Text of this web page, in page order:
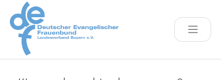
Skip to main content